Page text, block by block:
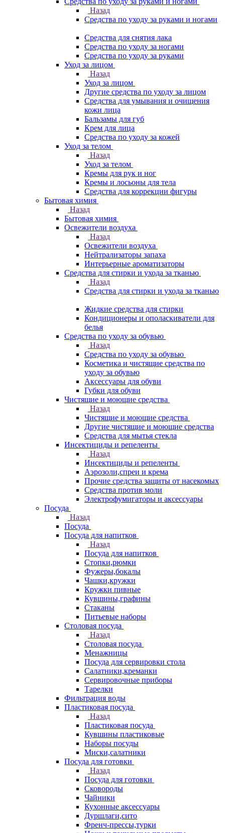
Назад
Средства по уходу за руками и ногами
Средства для снятия лака
Средства по уходу за ногами
Средства по уходу за руками
Уход за лицом
Назад
Уход за лицом
Другие средства по уходу за лицом
Средства для умывания и очищения
кожи лица
Бальзамы для губ
Крем для лица
Средства по уходу за кожей
Уход за телом
Назад
Уход за телом
Кремы для рук и ног
Кремы и лосьоны для тела
Средства для коррекции фигуры
Бытовая химия
Назад
Бытовая химия
Освежители воздуха
Назад
Освежители воздуха
Нейтрализаторы запаха
Интерьерные ароматизаторы
Средства для стирки и ухода за тканью
Назад
Средства для стирки и ухода за тканью
Жидкие средства для стирки
Кондиционеры и ополаскиватели для
белья
Средства по уходу за обувью
Назад
Средства по уходу за обувью
Косметика и чистящие средства по
уходу за обувью
Аксессуары для обуви
Губки для обуви
Чистящие и моющие средства
Назад
Чистящие и моющие средства
Другие чистящие и моющие средства
Средства для мытья стекла
Инсектициды и репеленты
Назад
Инсектициды и репеленты
Аэрозоли,спреи и крема
Прочие средства защиты от насекомых
Средства против моли
Электрофумигаторы и аксессуары
Посуда
Назад
Посуда
Посуда для напитков
Назад
Посуда для напитков
Стопки,рюмки
Фужеры,бокалы
Чашки,кружки
Кружки пивные
Кувшины,графины
Стаканы
Питьевые наборы
Столовая посуда
Назад
Столовая посуда
Менажницы
Посуда для сервировки стола
Салатники,креманки
Сервировочные приборы
Тарелки
Фильтрация воды
Пластиковая посуда
Назад
Пластиковая посуда
Кувшины пластиковые
Наборы посуды
Миски,салатники
Посуда для готовки
Назад
Посуда для готовки
Сковороды
Чайники
Кухонные аксессуары
Дуршлаги,сито
Френч-прессы,турки